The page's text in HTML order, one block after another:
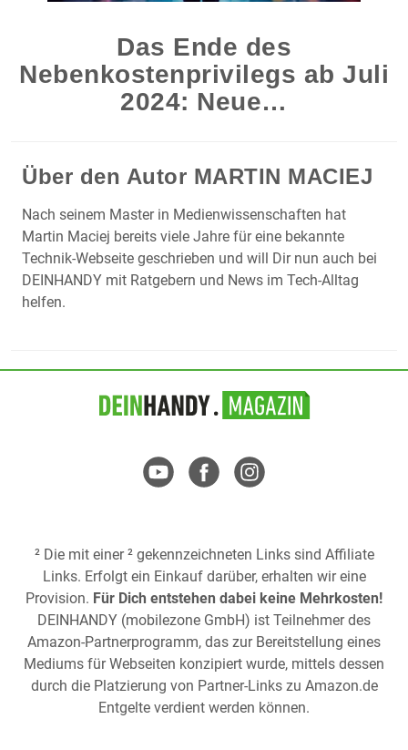
Das Ende des
Nebenkostenprivilegs ab Juli
2024: Neue…
Über den Autor MARTIN MACIEJ
Nach seinem Master in Medienwissenschaften hat
Martin Maciej bereits viele Jahre für eine bekannte
Technik-Webseite geschrieben und will Dir nun auch bei
DEINHANDY mit Ratgebern und News im Tech-Alltag
helfen.
² Die mit einer ² gekennzeichneten Links sind Affiliate
Links. Erfolgt ein Einkauf darüber, erhalten wir eine
Provision. Für Dich entstehen dabei keine Mehrkosten!
DEINHANDY (mobilezone GmbH) ist Teilnehmer des
Amazon-Partnerprogramm, das zur Bereitstellung eines
Mediums für Webseiten konzipiert wurde, mittels dessen
durch die Platzierung von Partner-Links zu Amazon.de
Entgelte verdient werden können.